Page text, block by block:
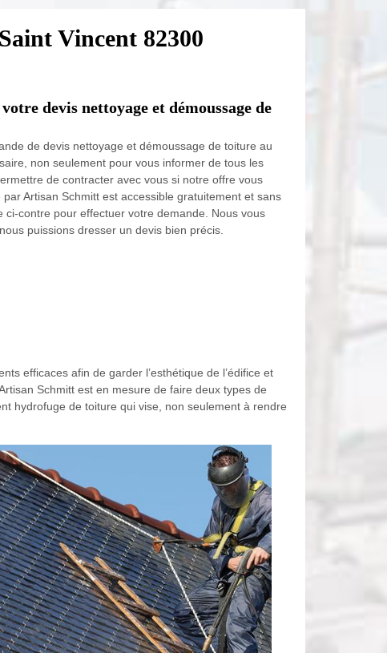
Vincent 82300
devis nettoyage et démoussage de
de devis nettoyage et démoussage de toiture au
non seulement pour vous informer de tous les
de contracter avec vous si notre offre vous
Artisan Schmitt est accessible gratuitement et sans
contre pour effectuer votre demande. Nous vous
puissions dresser un devis bien précis.
efficaces afin de garder l’esthétique de l’édifice et
Schmitt est en mesure de faire deux types de
hydrofuge de toiture qui vise, non seulement à rendre